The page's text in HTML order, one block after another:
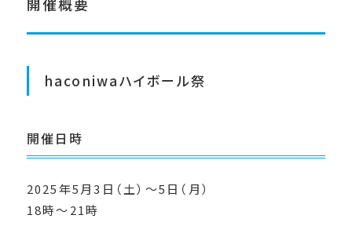
開催概要
haconiwaハイボール祭
開催日時
2025年5月3日（土）〜5日（月）
18時〜21時